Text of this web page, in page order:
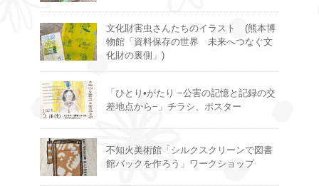
文化財害虫さんたちのイラスト (熊本博
物館「資料保存の世界 未来へつなぐ文
化財の裏側」)
「ひとり•がたり −公害の記憶と記録の交
差地点から−」チラシ、ポスター
不知火美術館「シルクスクリーンで図書
館バックを作ろう」ワークショップ